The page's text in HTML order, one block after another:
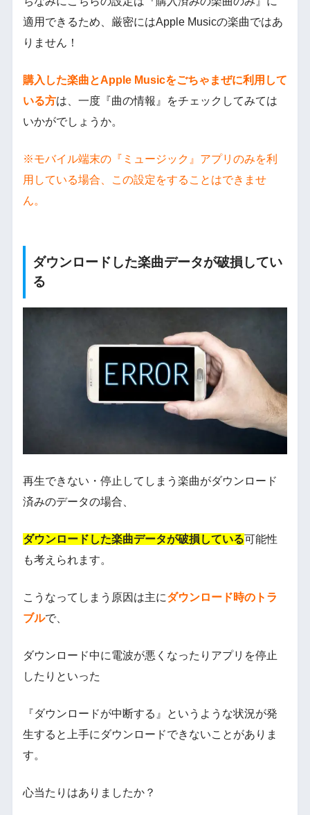
適用できるため、厳密にはApple Musicの楽曲ではあ
りません！
購入した楽曲とApple Musicをごちゃまぜに利用して
いる方は、一度『曲の情報』をチェックしてみては
いかがでしょうか。
※モバイル端末の『ミュージック』アプリのみを利
用している場合、この設定をすることはできませ
ん。
ダウンロードした楽曲データが破損してい
る
再生できない・停止してしまう楽曲がダウンロード
済みのデータの場合、
ダウンロードした楽曲データが破損している可能性
も考えられます。
こうなってしまう原因は主にダウンロード時のトラ
ブルで、
ダウンロード中に電波が悪くなったりアプリを停止
したりといった
『ダウンロードが中断する』というような状況が発
生すると上手にダウンロードできないことがありま
す。
心当たりはありましたか？